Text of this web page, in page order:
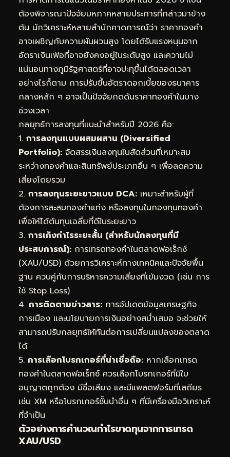
ต้องพิจารณาปัจจัยมหภาคหลายประการที่กล่าวมาข้าง
ต้น นักวิเคราะห์หลายสำนักคาดการณ์ว่า ราคาทองคำ
อาจเผชิญกับความผันผวนสูง โดยได้รับแรงหนุนจาก
อัตราเงินเฟ้อที่อาจยังคงอยู่ในระดับสูง และความไม่
แน่นอนทางภูมิรัฐศาสตร์ที่อาจปะทุขึ้นได้ตลอดเวลา
อย่างไรก็ตาม การปรับขึ้นอัตราดอกเบี้ยของธนาคาร
กลางหลัก ๆ อาจเป็นปัจจัยกดดันราคาทองคำในบาง
ช่วงเวลา
กลยุทธ์การลงทุนที่แนะนำสำหรับปี 2026 คือ:
1. การลงทุนแบบผสมผสาน (Diversified
Portfolio): จัดสรรเงินลงทุนในสัดส่วนที่เหมาะสม
ระหว่างทองคำและสินทรัพย์ประเภทอื่น ๆ เพื่อลดความ
เสี่ยงโดยรวม
2. การลงทุนระยะยาวแบบ DCA: เหมาะสำหรับผู้ที่
ต้องการสะสมทองคำแท่ง หรือลงทุนในกองทุนทองคำ
เพื่อให้ได้ต้นทุนเฉลี่ยที่ดีในระยะยาว
3. การเก็งกำไรระยะสั้น (สำหรับนักลงทุนที่มี
ประสบการณ์): การเทรดทองคำในตลาดฟอเร็กซ์
(XAU/USD) ด้วยการวิเคราะห์ทางเทคนิคและปัจจัยพื้น
ฐาน ควบคู่กับการบริหารความเสี่ยงที่เข้มงวด (เช่น การ
ใช้ Stop Loss)
4. การติดตามข่าวสาร: การอัปเดตข้อมูลเศรษฐกิจ
การเมือง และนโยบายการเงินอย่างสม่ำเสมอ จะช่วยให้
สามารถปรับกลยุทธ์ให้ทันต่อการเปลี่ยนแปลงของตลาด
ได้
5. การเลือกโบรกเกอร์ที่น่าเชื่อถือ: หากเลือกเทรด
ทองคำในตลาดฟอเร็กซ์ ควรเลือกโบรกเกอร์ที่มีใบ
อนุญาตถูกต้อง มีชื่อเสียง และมีแพลตฟอร์มที่เสถียร
เช่น XM หรือโบรกเกอร์ชั้นนำอื่น ๆ ที่มีเครื่องมือวิเคราะห์
ที่จำเป็น
ตัวอย่างการคำนวณกำไรขาดทุนจากการเทรด
XAU/USD